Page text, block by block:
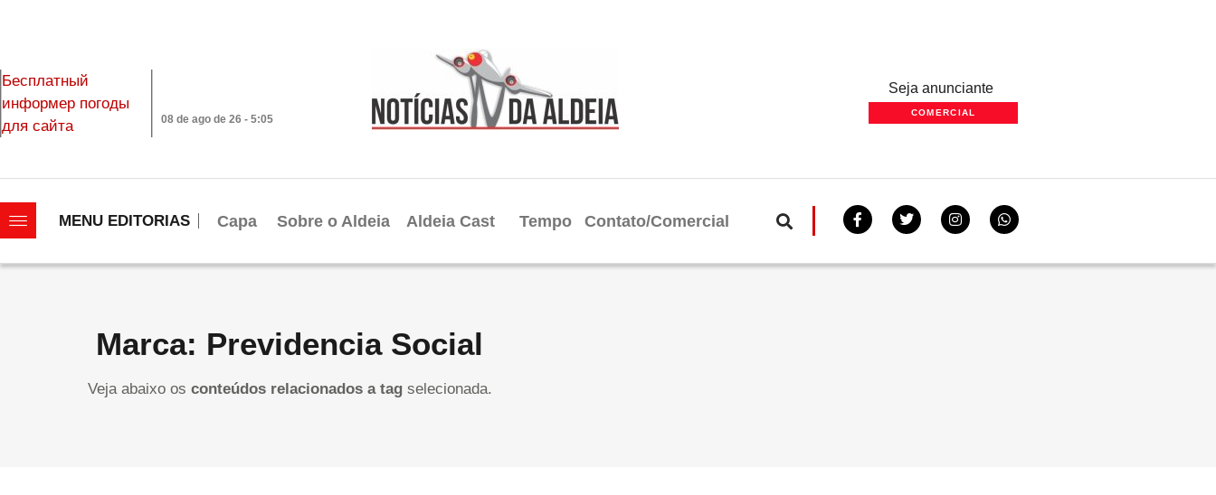
Бесплатный
информер погоды
для сайта
08 de ago de 26 - 5:05
Seja anunciante
COMERCIAL
MENU EDITORIAS Capa Sobre o Aldeia Aldeia Cast Tempo Contato/Comercial
Marca: Previdencia Social
Veja abaixo os conteúdos relacionados a tagselecionada.